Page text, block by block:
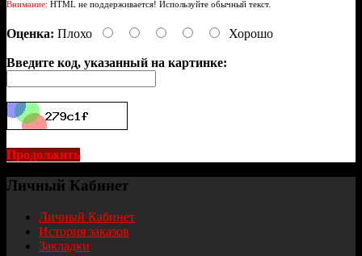
Внимание: HTML не поддерживается! Используйте обычный текст.
Оценка: Плохо Хорошо
Введите код, указанный на картинке:
Продолжить
Личный Кабинет
Личный Кабинет
История заказов
Закладки